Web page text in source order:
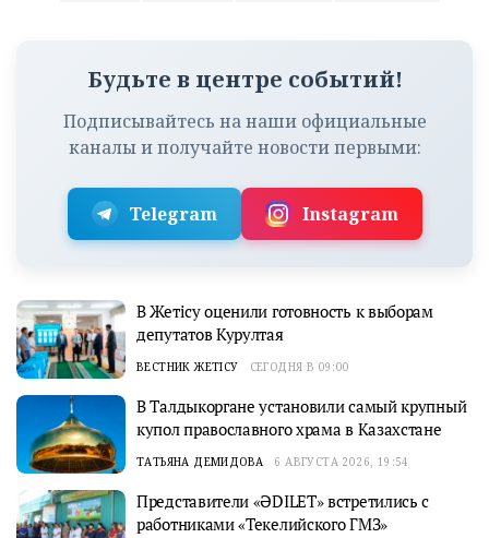
Будьте в центре событий!
Подписывайтесь на наши официальные
каналы и получайте новости первыми:
Telegram Instagram
В Жетісу оценили готовность к выборам
депутатов Курултая
ВЕСТНИК ЖЕТІСУ СЕГОДНЯ В 09:00
В Талдыкоргане установили самый крупный
купол православного храма в Казахстане
ТАТЬЯНА ДЕМИДОВА 6 АВГУСТА 2026, 19:54
Представители «ӘDILET» встретились с
работниками «Текелийского ГМЗ»